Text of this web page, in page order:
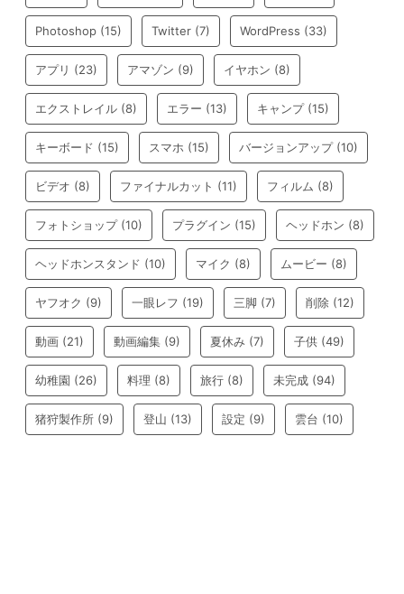
Photoshop (15) Twitter (7) WordPress (33)
アプリ (23) アマゾン (9) イヤホン (8)
エクストレイル (8) エラー (13) キャンプ(15)
キーボード (15) スマホ (15) バージョンアップ(10)
ビデオ (8) ファイナルカット (11) フィルム (8)
フォトショップ(10) プラグイン (15) ヘッドホン (8)
ヘッドホンスタンド (10) マイク (8) ムービー (8)
ヤフオク (9) 一眼レフ (19) 三脚 (7) 削除 (12)
動画 (21) 動画編集 (9) 夏休み (7) 子供 (49)
幼稚園 (26) 料理 (8) 旅行 (8) 未完成 (94)
猪狩製作所 (9) 登山 (13) 設定 (9) 雲台 (10)